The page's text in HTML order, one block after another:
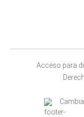
Acceso para